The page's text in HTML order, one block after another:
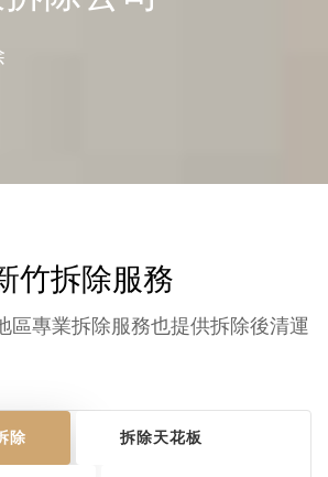
竹拆除服務
區專業拆除服務也提供拆除後清運
除 拆除天花板